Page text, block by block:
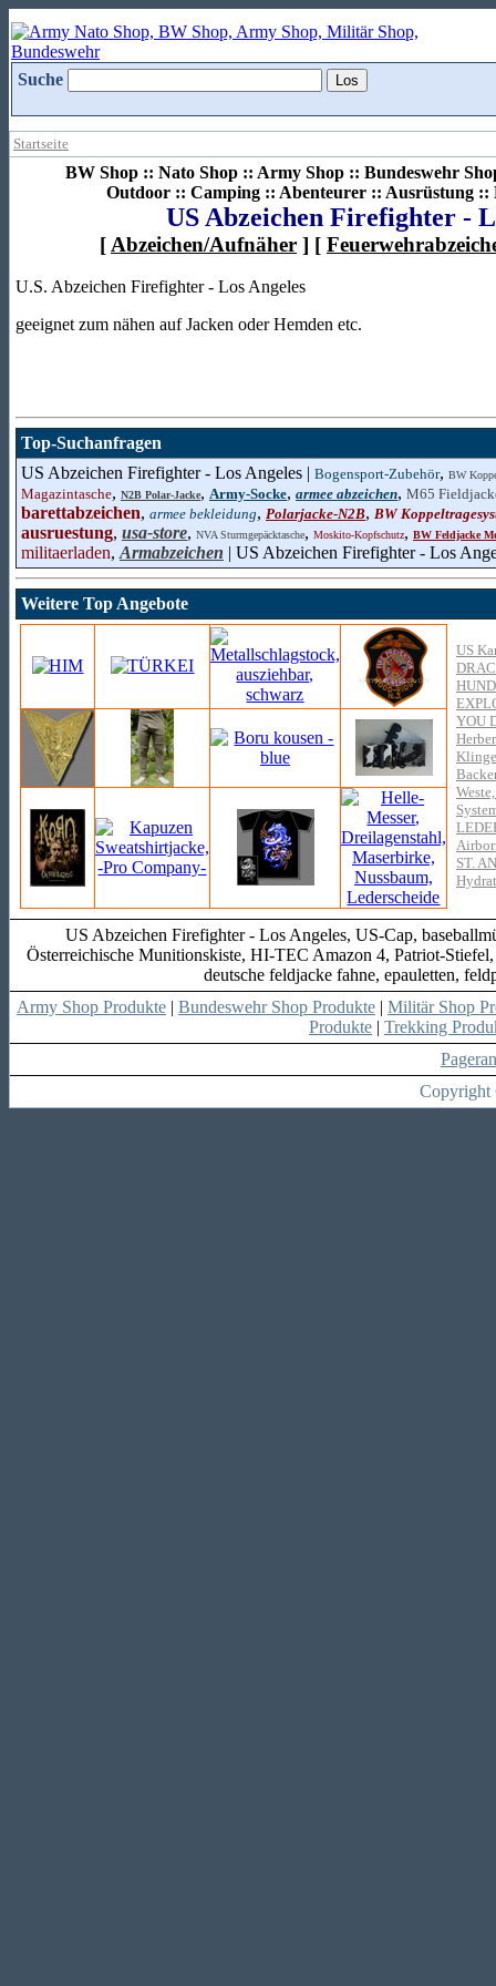
Suche
Startseite
BW Shop :: Nato Shop :: Army Shop :: Bundeswehr
Outdoor :: Camping :: Abenteurer :: Ausrüstung ::
US Abzeichen Firefighter -
[ Abzeichen/Aufnäher ] [
U.S. Abzeichen Firefighter - Los Angeles
geeignet zum nähen auf Jacken oder Hemden etc.
Top-Suchanfragen
US Abzeichen Firefighter - Los Angeles | Bogensport-Zubehör, BW
Magazintasche, N2B Polar-Jacke, Army-Socke, armee abzeichen, M65
barettabzeichen, armee bekleidung, Polarjacke-N2B, BW
ausruestung, usa-store, NVA Sturmgepäcktasche, Moskito-Kopfschutz, BW Feldjacke
militaerladen, Armabzeichen | US Abzeichen Firefighter - Los
Weitere Top Angebote
US
HUND
YOU
ST.
US Abzeichen Firefighter - Los Angeles, US-Cap,
Österreichische Munitionskiste, HI-TEC Amazon 4, Patriot-
deutsche feldjacke fahne, epauletten,
Army Shop Produkte | Bundeswehr Shop Produkte | Militär Shop
Produkte | Trekking